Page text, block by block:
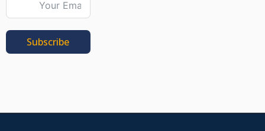
Subscribe